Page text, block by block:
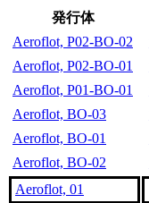
発行体
Aeroflot, P02-BO-02
Aeroflot, P02-BO-01
Aeroflot, P01-BO-01
Aeroflot, BO-03
Aeroflot, BO-01
Aeroflot, BO-02
Aeroflot, 01